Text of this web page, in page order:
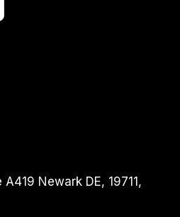
Newark DE, 19711,